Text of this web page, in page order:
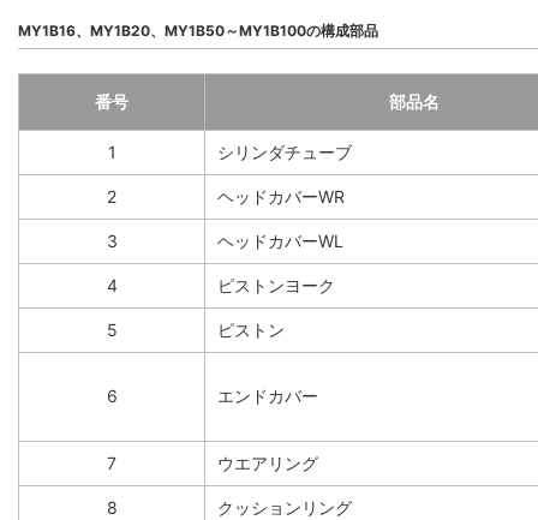
MY1B16、MY1B20、MY1B50～MY1B100の構成部品
番号 部品名
1 シリンダチューブ
2 ヘッドカバーWR
3 ヘッドカバーWL
4 ピストンヨーク
5 ピストン
6 エンドカバー
7 ウエアリング
8 クッションリング